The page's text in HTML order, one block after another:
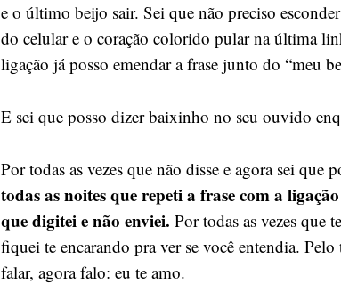
e o último beijo sair. Sei que não preciso
do celular e o coração colorido pular na última
ligação já posso emendar a frase junto do “meu
E sei que posso dizer baixinho no seu ouvido
Por todas as vezes que não disse e agora sei
todas as noites que repeti a frase com a
que digitei e não enviei. Por todas as vezes que
fiquei te encarando pra ver se você entendia.
falar, agora falo: eu te amo.